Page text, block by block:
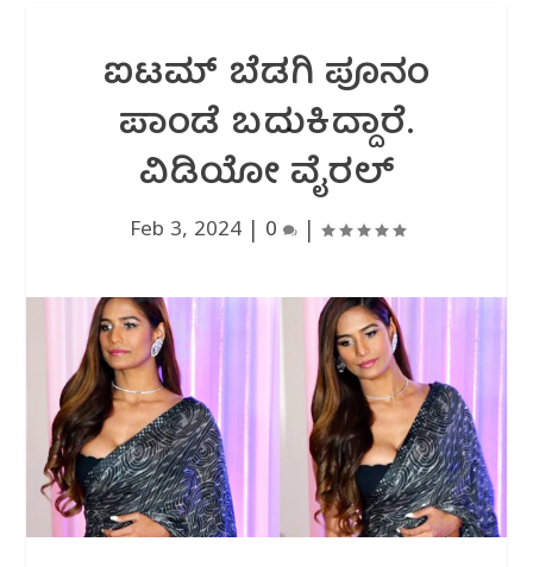
ಐಟಮ್ ಬೆಡಗಿ ಪೂನಂ
ಪಾಂಡೆ ಬದುಕಿದ್ದಾರೆ.
ವಿಡಿಯೋ ವೈರಲ್
Feb 3, 2024| 0 |